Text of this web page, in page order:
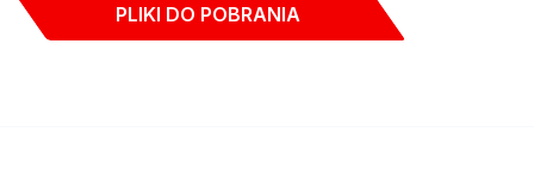
PLIKI DO POBRANIA